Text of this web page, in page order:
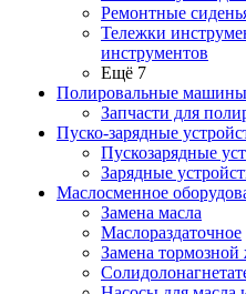
Ремонтные
Тележки
инструментов
Ещё 7
Полировальные машины
Запчасти для
Пуско-зарядные
Пускозарядные
Зарядные
Маслосменное
Замена масла
Маслораздаточное
Замена тормозной